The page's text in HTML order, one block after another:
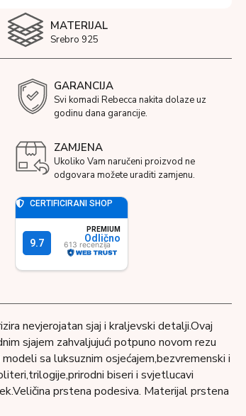
MATERIJAL
Srebro 925
GARANCIJA
Svi komadi Rebecca nakita dolaze uz
godinu dana garancije.
ZAMJENA
Ukoliko Vam naručeni proizvod ne
odgovara možete uraditi zamjenu.
nevjerojatan sjaj i kraljevski detalji.Ovaj
sjajem zahvaljujući potpuno novom rezu
sa luksuznim osjećajem,bezvremenski i
biseri i svjetlucavi
prstena podesiva. Materijal prstena